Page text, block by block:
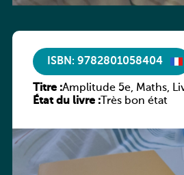
ISBN: 9782801058404
Titre :Amplitude 5e, Maths,
luxembourgeoise
État du livre :Très bon état